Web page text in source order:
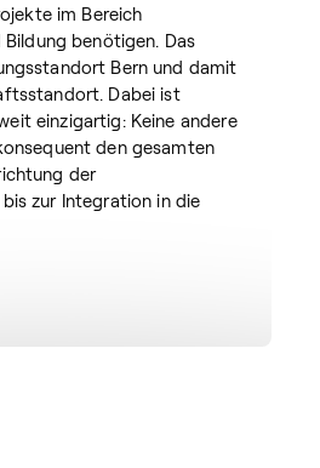
im Bereich
benötigen. Das
Bern und damit
Dabei ist
einzigartig: Keine andere
den gesamten
der
zur Integration in die